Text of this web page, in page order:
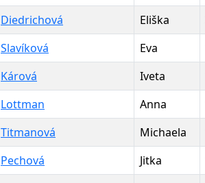
Diedrichová Eliška
Slavíková Eva
Kárová Iveta
Lottman Anna
Titmanová Michaela
Pechová Jitka